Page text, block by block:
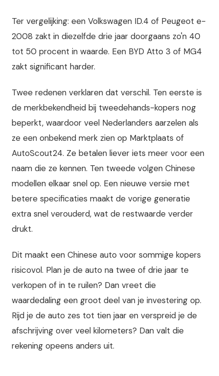
Ter vergelijking: een Volkswagen ID.4 of Peugeot e-
2008 zakt in diezelfde drie jaar doorgaans zo'n 40
tot 50 procent in waarde. Een BYD Atto 3 of MG4
zakt significant harder.
Twee redenen verklaren dat verschil. Ten eerste is
de merkbekendheid bij tweedehands-kopers nog
beperkt, waardoor veel Nederlanders aarzelen als
ze een onbekend merk zien op Marktplaats of
AutoScout24. Ze betalen liever iets meer voor een
naam die ze kennen. Ten tweede volgen Chinese
modellen elkaar snel op. Een nieuwe versie met
betere specificaties maakt de vorige generatie
extra snel verouderd, wat de restwaarde verder
drukt.
Dit maakt een Chinese auto voor sommige kopers
risicovol. Plan je de auto na twee of drie jaar te
verkopen of in te ruilen? Dan vreet die
waardedaling een groot deel van je investering op.
Rijd je de auto zes tot tien jaar en verspreid je de
afschrijving over veel kilometers? Dan valt die
rekening opeens anders uit.